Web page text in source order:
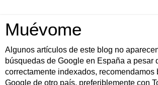
Muévome
Algunos artículos de este blog no
búsquedas de Google en España a pesar
correctamente indexados, recomendamos
Google de otro país, preferiblemente con